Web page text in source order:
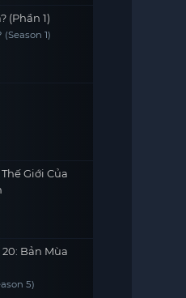
(Phần 1)
1)
Giới Của
Bản Mùa
5)